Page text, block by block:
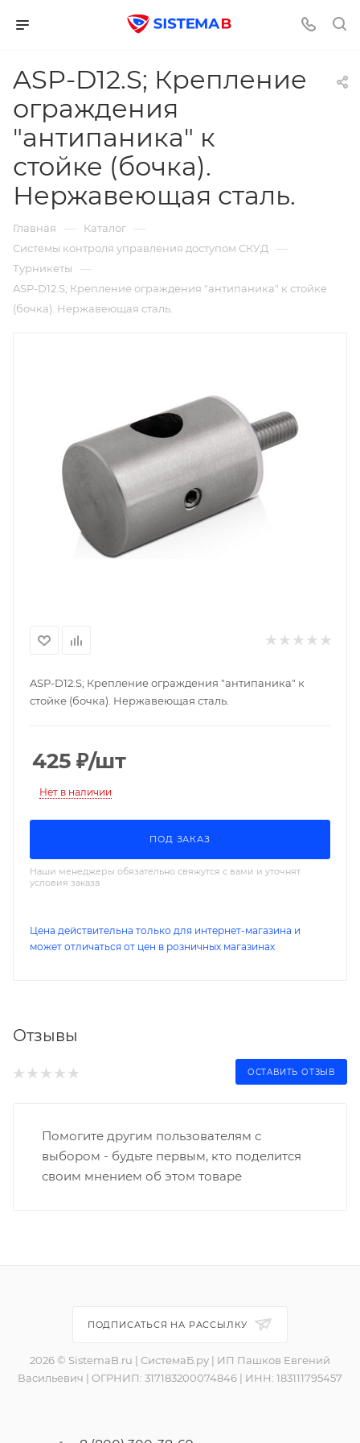
ASP-D12.S; Крепление
ограждения
"антипаника" к
стойке (бочка).
Нержавеющая сталь.
Главная — Каталог —
Системы контроля управления доступом СКУД —
Турникеты —
ASP-D12.S; Крепление ограждения "антипаника" к стойке
(бочка). Нержавеющая сталь.
ASP-D12.S; Крепление ограждения "антипаника" к
стойке (бочка). Нержавеющая сталь.
425 ₽/шт
Нет в наличии
ПОД ЗАКАЗ
Наши менеджеры обязательно свяжутся с вами и уточнят
условия заказа
Цена действительна только для интернет-магазина и
может отличаться от цен в розничных магазинах
Отзывы
ОСТАВИТЬ ОТЗЫВ
Помогите другим пользователям с
выбором - будьте первым, кто поделится
своим мнением об этом товаре
ПОДПИСАТЬСЯ НА РАССЫЛКУ
2026 © SistemaB.ru | СистемаБ.ру | ИП Пашков Евгений
Васильевич | ОГРНИП: 317183200074846 | ИНН: 183111795457